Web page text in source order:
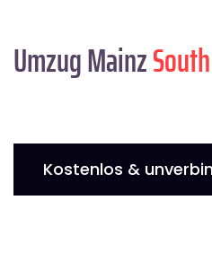
Umzug Mainz
Kostenlos &